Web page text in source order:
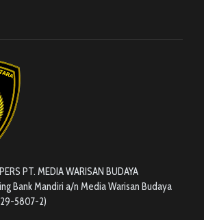
PT. MEDIA WARISAN BUDAYA
Bank Mandiri a/n Media Warisan Budaya
5807-2)